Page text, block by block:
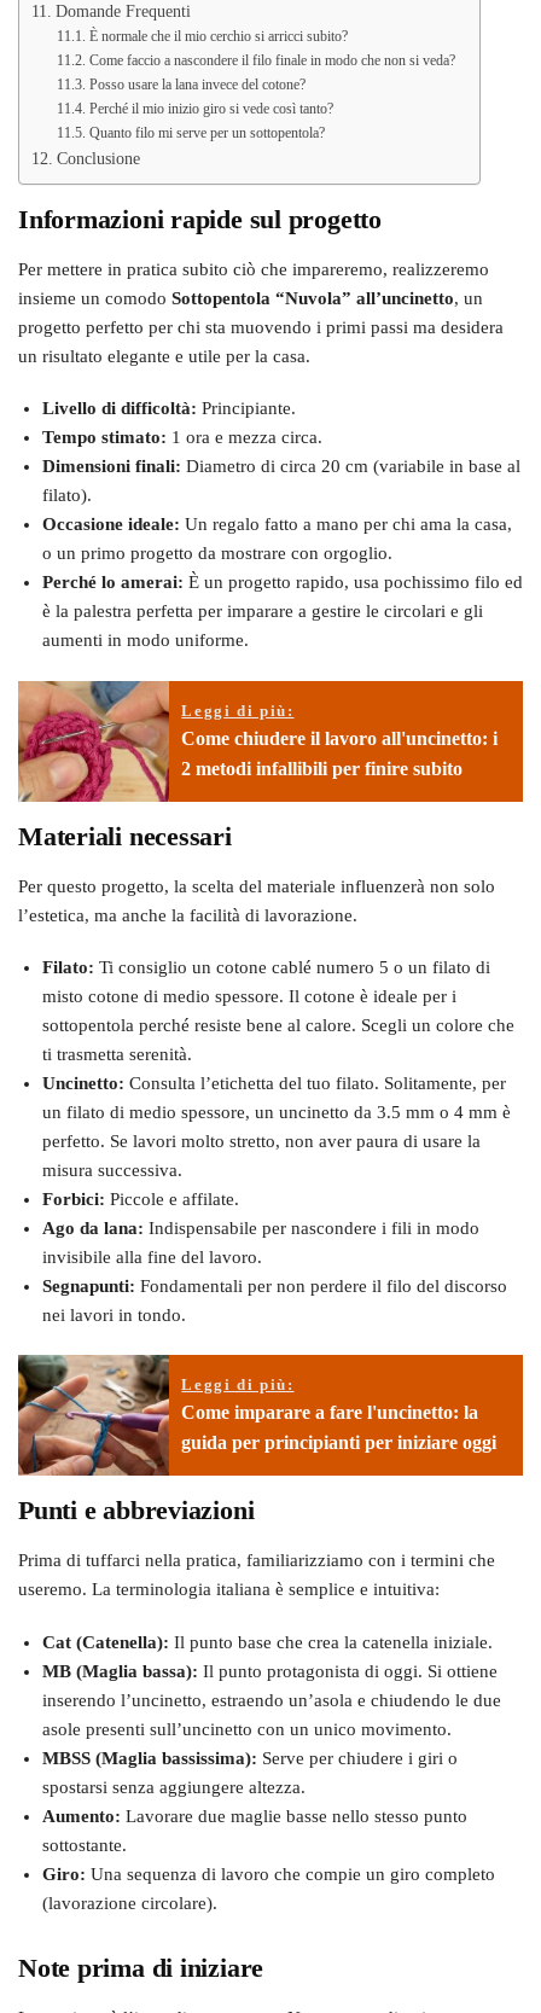
Domande Frequenti
È normale che il mio cerchio si arricci subito?
Come faccio a nascondere il filo finale in modo che non si veda?
Posso usare la lana invece del cotone?
Perché il mio inizio giro si vede così tanto?
Quanto filo mi serve per un sottopentola?
Conclusione
Informazioni rapide sul progetto
Per mettere in pratica subito ciò che impareremo, realizzeremo
insieme un comodo Sottopentola “Nuvola” all’uncinetto, un
progetto perfetto per chi sta muovendo i primi passi ma desidera
un risultato elegante e utile per la casa.
Livello di difficoltà: Principiante.
Tempo stimato: 1 ora e mezza circa.
Dimensioni finali: Diametro di circa 20 cm (variabile in base al
filato).
Occasione ideale: Un regalo fatto a mano per chi ama la casa,
o un primo progetto da mostrare con orgoglio.
Perché lo amerai: È un progetto rapido, usa pochissimo filo ed
è la palestra perfetta per imparare a gestire le circolari e gli
aumenti in modo uniforme.
Leggi di più:
Come chiudere il lavoro all'uncinetto: i
2 metodi infallibili per finire subito
Materiali necessari
Per questo progetto, la scelta del materiale influenzerà non solo
l’estetica, ma anche la facilità di lavorazione.
Filato: Ti consiglio un cotone cablé numero 5 o un filato di
misto cotone di medio spessore. Il cotone è ideale per i
sottopentola perché resiste bene al calore. Scegli un colore che
ti trasmetta serenità.
Uncinetto: Consulta l’etichetta del tuo filato. Solitamente, per
un filato di medio spessore, un uncinetto da 3.5 mm o 4 mm è
perfetto. Se lavori molto stretto, non aver paura di usare la
misura successiva.
Forbici: Piccole e affilate.
Ago da lana: Indispensabile per nascondere i fili in modo
invisibile alla fine del lavoro.
Segnapunti: Fondamentali per non perdere il filo del discorso
nei lavori in tondo.
Leggi di più:
Come imparare a fare l'uncinetto: la
guida per principianti per iniziare oggi
Punti e abbreviazioni
Prima di tuffarci nella pratica, familiarizziamo con i termini che
useremo. La terminologia italiana è semplice e intuitiva:
Cat (Catenella): Il punto base che crea la catenella iniziale.
MB (Maglia bassa): Il punto protagonista di oggi. Si ottiene
inserendo l’uncinetto, estraendo un’asola e chiudendo le due
asole presenti sull’uncinetto con un unico movimento.
MBSS (Maglia bassissima): Serve per chiudere i giri o
spostarsi senza aggiungere altezza.
Aumento: Lavorare due maglie basse nello stesso punto
sottostante.
Giro: Una sequenza di lavoro che compie un giro completo
(lavorazione circolare).
Note prima di iniziare